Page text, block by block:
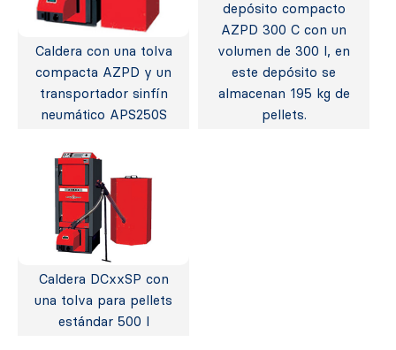
Caldera con una tolva
compacta AZPD y un
transportador sinfín
neumático APS250S
depósito compacto
AZPD 300 C con un
volumen de 300 l, en
este depósito se
almacenan 195 kg de
pellets.
Caldera DCxxSP con
una tolva para pellets
estándar 500 l